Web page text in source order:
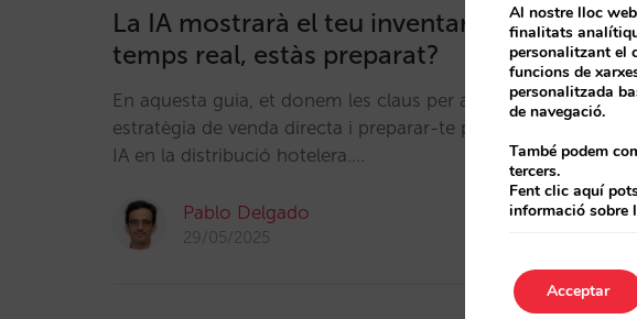
La IA mostrarà el teu inventari i preus en
temps real, estàs preparat?
En aquesta guia, et donem les claus per adaptar la teva
estratègia de venda directa i preparar-te per a la revolució de
IA en la distribució hotelera.…
Pablo Delgado
29/05/2025
Al nostre lloc
finalitats
personalitzant el
funcions de
personalitzada
de navegació.
També podem
tercers.
Fent clic aquí
informació sobre
Acceptar